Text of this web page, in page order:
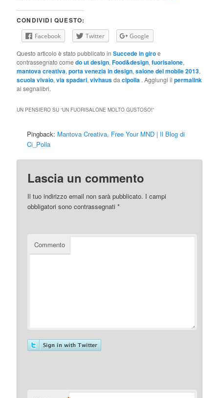
CONDIVIDI QUESTO:
Facebook Twitter Google
Questo articolo è stato pubblicato inSuccede in giroe
contrassegnato comedo ut design,Food&design,fuorisalone,
mantova creativa,porta venezia in design,salone del mobile 2013,
scuola vivaio,via spadari,vivhausdacipolla . Aggiungi ilpermalink
ai segnalibri.
UN PENSIERO SU “UN FUORISALONE MOLTO GUSTOSO!”
Pingback: Mantova Creativa, Free Your MND | Il Blog di
Ci_Polla
Lascia un commento
Il tuo indirizzo email non sarà pubblicato. I campi
obbligatori sono contrassegnati*
Commento